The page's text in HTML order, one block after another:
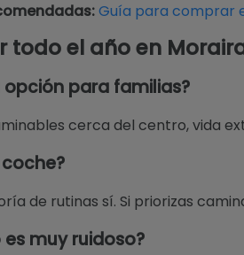
Guía para comprar
todo el año en
opción para familias?
cerca del centro, vida
de rutinas sí. Si priorizas
es muy ruidoso?